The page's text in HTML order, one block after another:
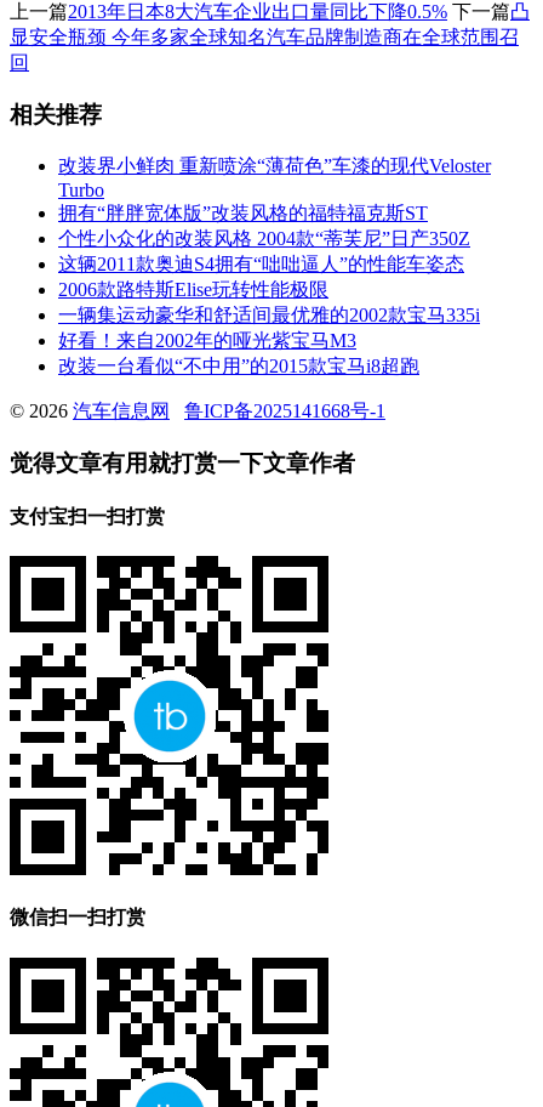
上一篇2013年日本8大汽车企业出口量同比下降0.5% 下一篇凸
显安全瓶颈 今年多家全球知名汽车品牌制造商在全球范围召
回
相关推荐
改装界小鲜肉 重新喷涂“薄荷色”车漆的现代Veloster
Turbo
拥有“胖胖宽体版”改装风格的福特福克斯ST
个性小众化的改装风格 2004款“蒂芙尼”日产350Z
这辆2011款奥迪S4拥有“咄咄逼人”的性能车姿态
2006款路特斯Elise玩转性能极限
一辆集运动豪华和舒适间最优雅的2002款宝马335i
好看！来自2002年的哑光紫宝马M3
改装一台看似“不中用”的2015款宝马i8超跑
© 2026 汽车信息网 鲁ICP备2025141668号-1
觉得文章有用就打赏一下文章作者
支付宝扫一扫打赏
微信扫一扫打赏